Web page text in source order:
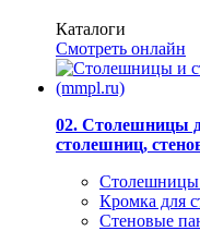
Каталоги
Смотреть онлайн
02. Столешницы
столешниц,
Столешницы
Кромка для
Стеновые